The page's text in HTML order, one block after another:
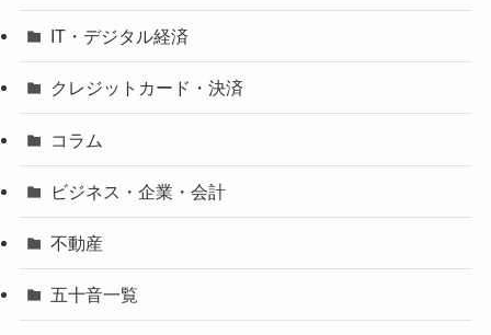
IT・デジタル経済
クレジットカード・決済
コラム
ビジネス・企業・会計
不動産
五十音一覧